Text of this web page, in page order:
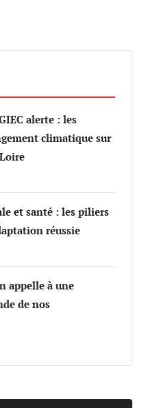
alerte : les
climatique sur
et santé : les piliers
réussie
appelle à une
de nos